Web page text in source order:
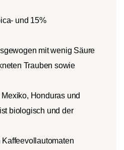
und 15%
mit wenig Säure
Trauben sowie
Honduras und
biologisch und der
Kaffeevollautomaten